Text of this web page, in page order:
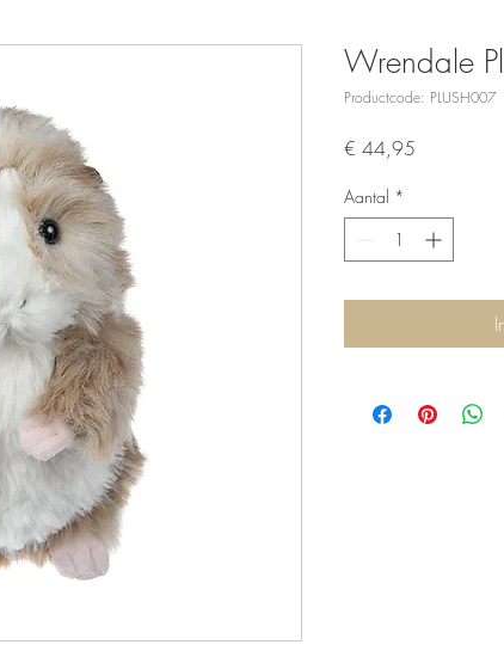
Wrendale
Productcode: PLUSH007
€ 44,95
Aantal *